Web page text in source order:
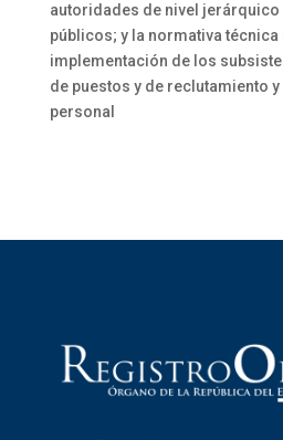
autoridades de nivel
públicos; y la normativa
implementación de los
de puestos y de reclutamiento
personal